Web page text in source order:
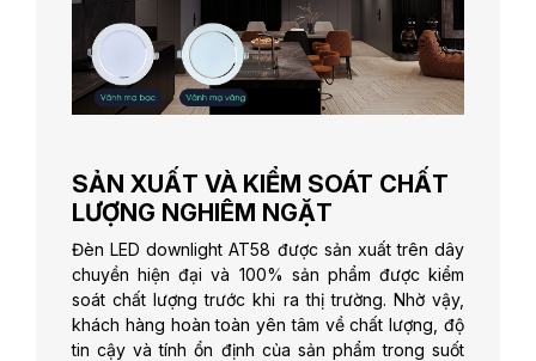
SẢN XUẤT VÀ KIỂM SOÁT CHẤT
LƯỢNG NGHIÊM NGẶT
Đèn LED downlight AT58 được sản xuất trên dây
chuyền hiện đại và 100% sản phẩm được kiểm
soát chất lượng trước khi ra thị trường. Nhờ vậy,
khách hàng hoàn toàn yên tâm về chất lượng, độ
tin cậy và tính ổn định của sản phẩm trong suốt